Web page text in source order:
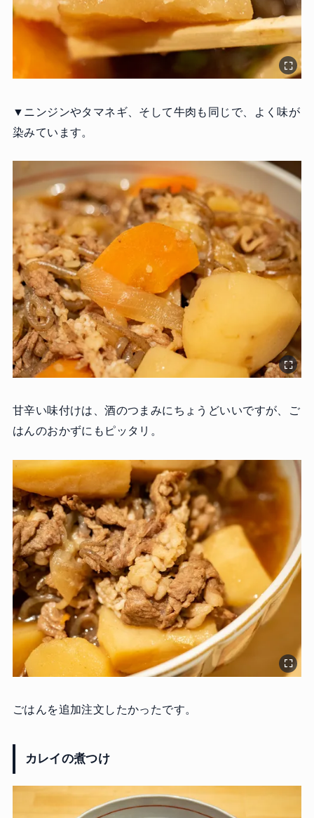
▼ニンジンやタマネギ、そして牛肉も同じで、よく味が
染みています。
甘辛い味付けは、酒のつまみにちょうどいいですが、ご
はんのおかずにもピッタリ。
ごはんを追加注文したかったです。
カレイの煮つけ